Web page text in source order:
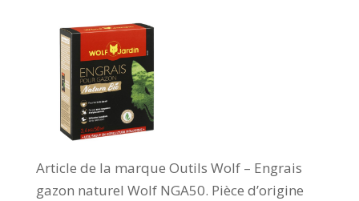
Article de la marque Outils Wolf – Engrais
gazon naturel Wolf NGA50. Pièce d’origine